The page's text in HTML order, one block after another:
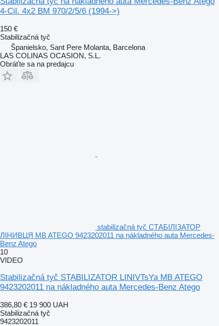
4-Cil. 4x2 BM 970/2/5/6 (1994->)
150 €
Stabilizačná tyč
Španielsko, Sant Pere Molanta, Barcelona
LAS COLINAS OCASION, S.L.
Obráťte sa na predajcu
stabilizačná tyč СТАБІЛІЗАТОР
ЛІНИВЦЯ MB ATEGO 9423202011 na nákladného auta Mercedes-
Benz Atego
10
VIDEO
Stabilizačná tyč STABILIZATOR LINIVTsYa MB ATEGO
9423202011 na nákladného auta Mercedes-Benz Atego
386,80 € 19 900 UAH
Stabilizačná tyč
9423202011